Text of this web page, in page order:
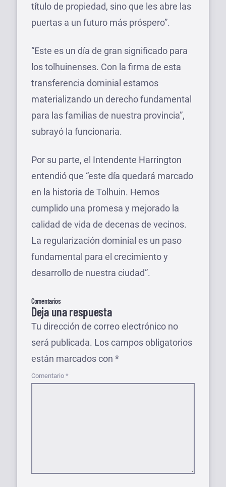
título de propiedad, sino que les abre las
puertas a un futuro más próspero”.
“Este es un día de gran significado para
los tolhuinenses. Con la firma de esta
transferencia dominial estamos
materializando un derecho fundamental
para las familias de nuestra provincia”,
subrayó la funcionaria.
Por su parte, el Intendente Harrington
entendió que “este día quedará marcado
en la historia de Tolhuin. Hemos
cumplido una promesa y mejorado la
calidad de vida de decenas de vecinos.
La regularización dominial es un paso
fundamental para el crecimiento y
desarrollo de nuestra ciudad”.
Comentarios
Deja una respuesta
Tu dirección de correo electrónico no
será publicada. Los campos obligatorios
están marcados con *
Comentario *